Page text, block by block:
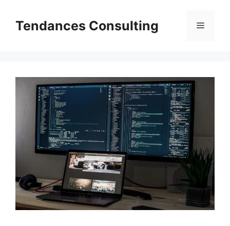
contenuTendances Consulting Menu